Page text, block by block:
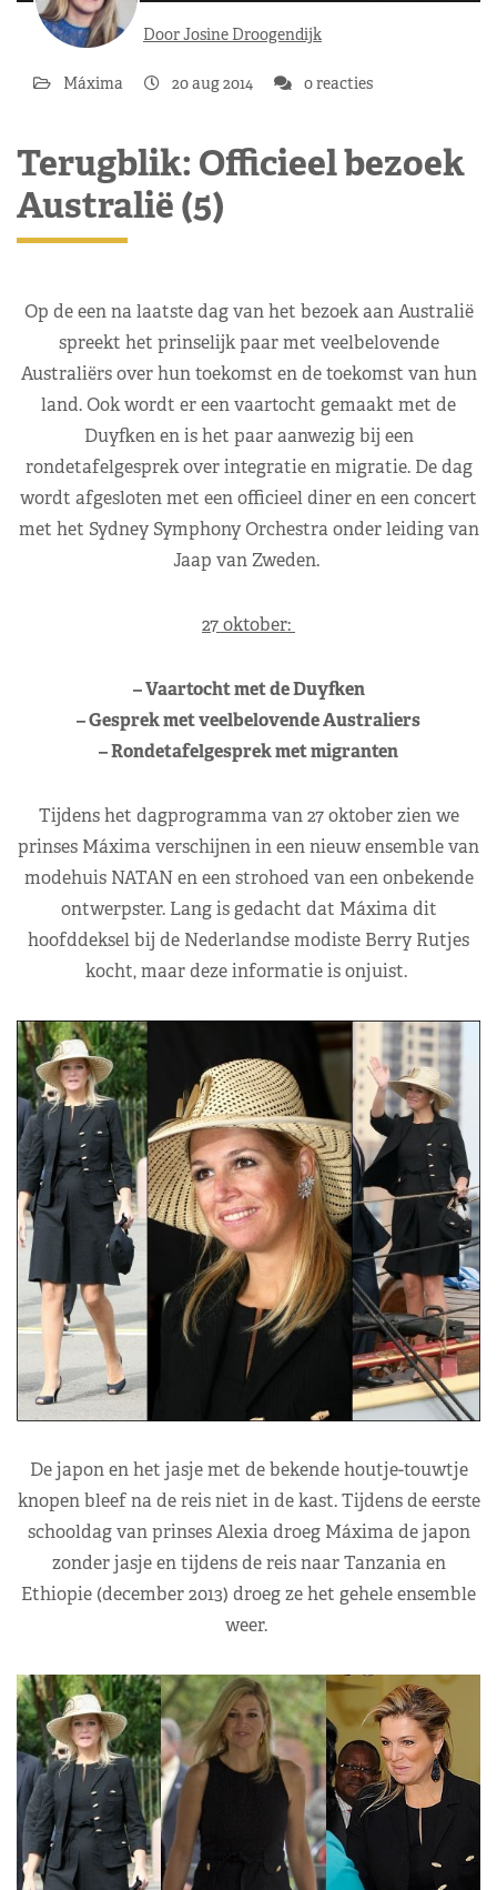
Door Josine Droogendijk
Máxima 20 aug 2014 0 reacties
Terugblik: Officieel bezoek
Australië (5)
Op de een na laatste dag van het bezoek aan Australië
spreekt het prinselijk paar met veelbelovende
Australiërs over hun toekomst en de toekomst van hun
land. Ook wordt er een vaartocht gemaakt met de
Duyfken en is het paar aanwezig bij een
rondetafelgesprek over integratie en migratie. De dag
wordt afgesloten met een officieel diner en een concert
met het Sydney Symphony Orchestra onder leiding van
Jaap van Zweden.
27 oktober:
– Vaartocht met de Duyfken
– Gesprek met veelbelovende Australiers
– Rondetafelgesprek met migranten
Tijdens het dagprogramma van 27 oktober zien we
prinses Máxima verschijnen in een nieuw ensemble van
modehuis NATAN en een strohoed van een onbekende
ontwerpster. Lang is gedacht dat Máxima dit
hoofddeksel bij de Nederlandse modiste Berry Rutjes
kocht, maar deze informatie is onjuist.
De japon en het jasje met de bekende houtje-touwtje
knopen bleef na de reis niet in de kast. Tijdens de eerste
schooldag van prinses Alexia droeg Máxima de japon
zonder jasje en tijdens de reis naar Tanzania en
Ethiopie (december 2013) droeg ze het gehele ensemble
weer.